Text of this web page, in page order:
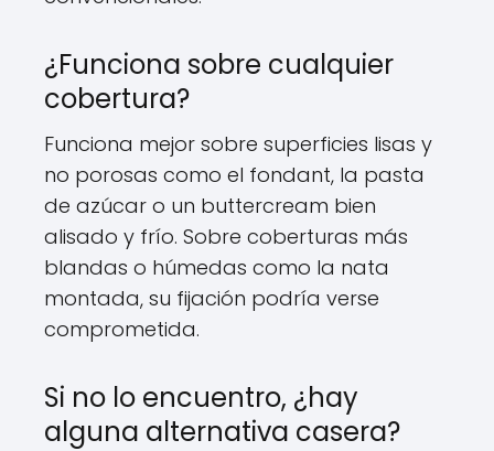
¿Funciona sobre cualquier
cobertura?
Funciona mejor sobre superficies lisas y
no porosas como el fondant, la pasta
de azúcar o un buttercream bien
alisado y frío. Sobre coberturas más
blandas o húmedas como la nata
montada, su fijación podría verse
comprometida.
Si no lo encuentro, ¿hay
alguna alternativa casera?